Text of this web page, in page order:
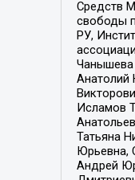
Средств
свободы
РУ,
Чанышева
Анатолий
Исламов
Татьяна
Юрьевна,
Андрей